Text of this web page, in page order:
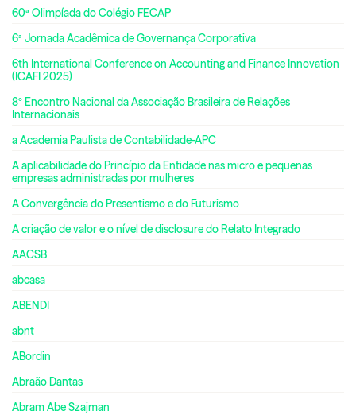
60ª Olimpíada do Colégio FECAP
6ª Jornada Acadêmica de Governança Corporativa
6th International Conference on Accounting and Finance Innovation
(ICAFI 2025)
8º Encontro Nacional da Associação Brasileira de Relações
Internacionais
a Academia Paulista de Contabilidade-APC
A aplicabilidade do Princípio da Entidade nas micro e pequenas
empresas administradas por mulheres
A Convergência do Presentismo e do Futurismo
A criação de valor e o nível de disclosure do Relato Integrado
AACSB
abcasa
ABENDI
abnt
ABordin
Abraão Dantas
Abram Abe Szajman